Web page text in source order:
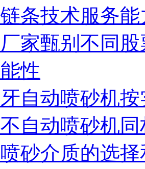
条技术服务
家甄别不同
性
自动喷砂机
自动喷砂机
砂介质的选